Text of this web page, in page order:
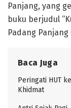
Panjang, yang
buku berjudul
Padang
Baca Juga
Peringati HUT
Khidmat